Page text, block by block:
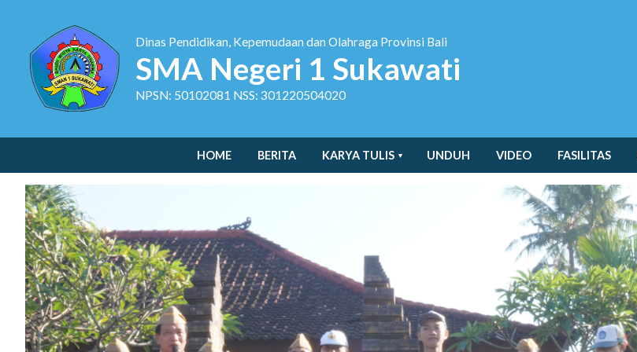
Dinas Pendidikan, Kepemudaan dan Olahraga Provinsi Bali
SMA Negeri 1 Sukawati
NPSN: 50102081 NSS: 301220504020
HOME BERITA KARYA TULIS UNDUH VIDEO FASILITAS